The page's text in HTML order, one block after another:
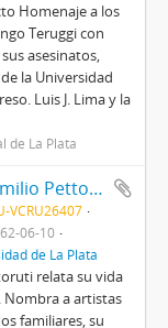
Homenaje a los
Teruggi con
asesinatos,
la Universidad
Luis J. Lima y la
de La Plata
Testimonio del pintor Emilio Pettoruti
VCRU26407
06-10
de La Plata
relata su vida
Nombra a artistas
familiares, su